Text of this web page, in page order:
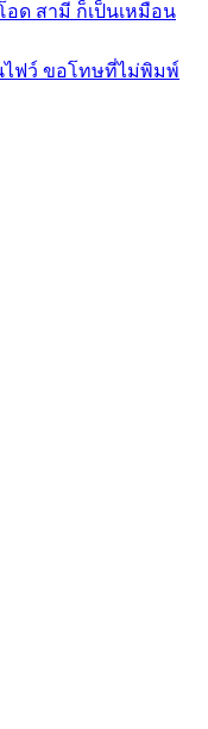
อด สามี ก็เป็นเหมือน
ไฟว์ ขอโทษที่ไม่พิมพ์